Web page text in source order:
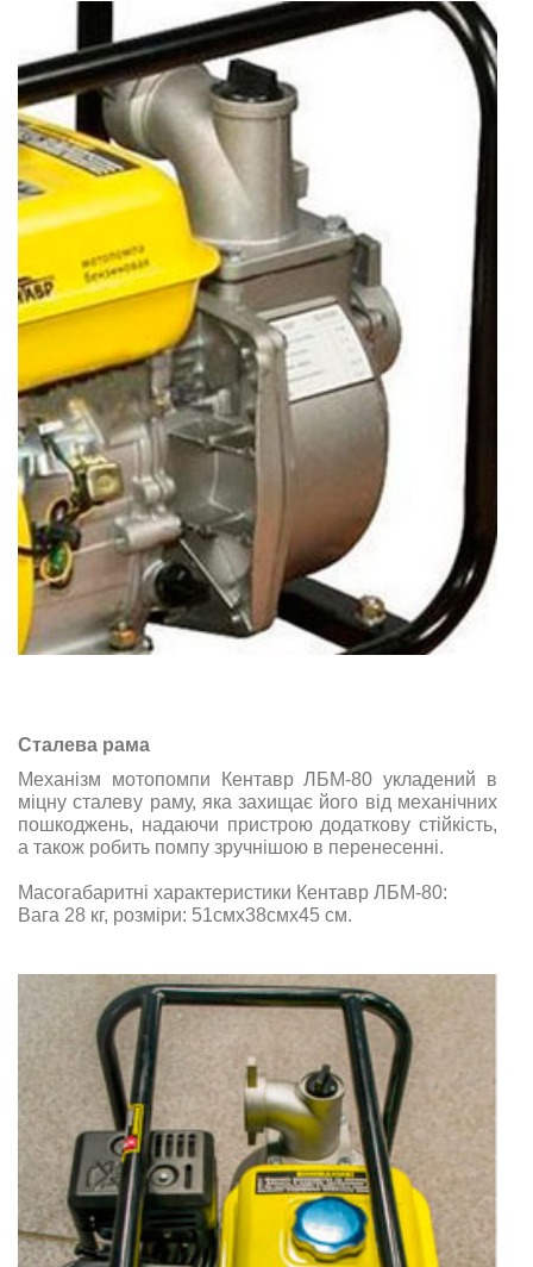
Сталева рама
Механізм мотопомпи Кентавр ЛБМ-80 укладений в
міцну сталеву раму, яка захищає його від механічних
пошкоджень, надаючи пристрою додаткову стійкість,
а також робить помпу зручнішою в перенесенні.
Масогабаритні характеристики Кентавр ЛБМ-80:
Вага 28 кг, розміри: 51смх38смх45 см.